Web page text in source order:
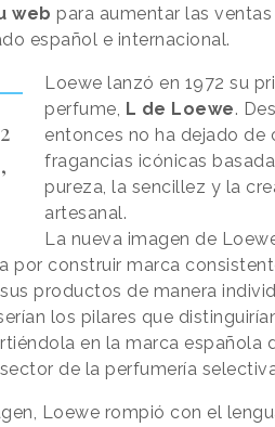
web para aumentar las
español e internacional.
Loewe lanzó en 1972 su
perfume, L de Loewe.
entonces no ha dejado de
fragancias icónicas
pureza, la sencillez y la
artesanal.
La nueva imagen de
por construir marca
productos de manera
los pilares que
en la marca española
de la perfumería
Loewe rompió con el